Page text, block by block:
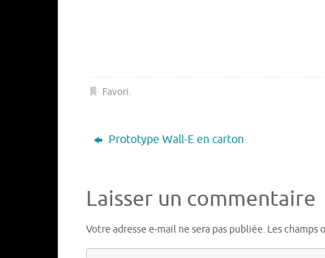
Favori.
Prototype Wall-E en carton
Laisser un commentaire
Votre adresse e-mail ne sera pas publiée. Les champs